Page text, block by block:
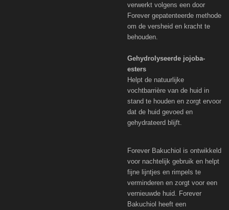
verwerkt volgens een door
Forever gepatenteerde methode
om de versheid en kracht te
behouden.
Gehydrolyseerde jojoba-
esters
Helpt de natuurlijke
vochtbarrière van de huid in
stand te houden en zorgt ervoor
dat de huid gevoed en
gehydrateerd blijft.
Forever Bakuchiol is ontwikkeld
voor nachtelijk gebruik en helpt
fijne lijntjes en rimpels te
verminderen en zorgt voor een
vernieuwde huid. Forever
Bakuchiol heeft een